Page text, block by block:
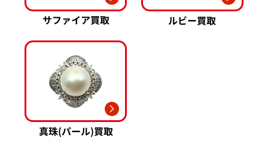
サファイア買取 ルビー買取
真珠(パール)買取